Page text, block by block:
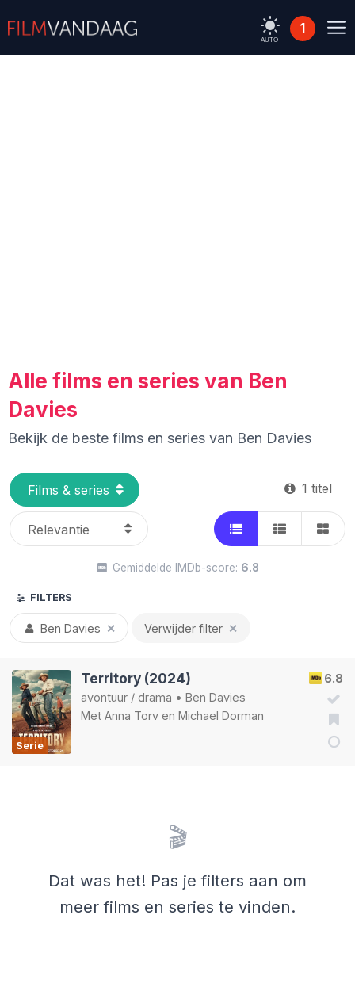
AUTO
1
Alle films en series van Ben
Davies
Bekijk de beste films en series van Ben Davies
1 titel
Gemiddelde IMDb-score: 6.8
FILTERS
Ben Davies ✕ Verwijder filter ✕
Serie
6.8
Territory (2024)
avontuur / drama • Ben Davies
Met Anna Torv en Michael Dorman
🎬
Dat was het! Pas je filters aan om
meer films en series te vinden.